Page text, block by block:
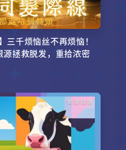
三千烦恼丝不再烦恼！
拯救脱发，重拾浓密